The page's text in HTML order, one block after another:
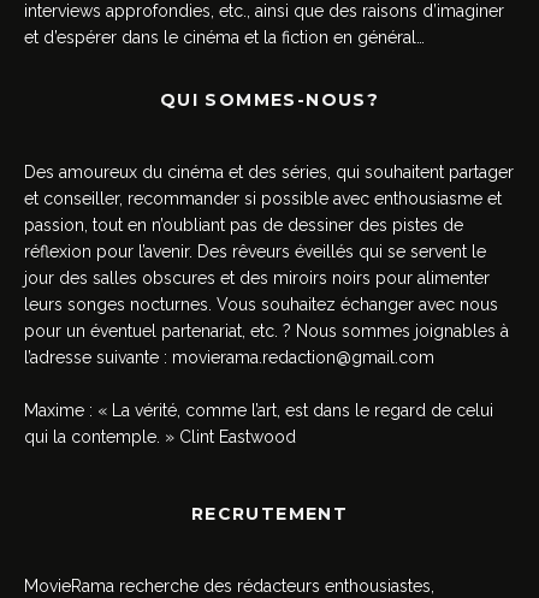
interviews approfondies, etc., ainsi que des raisons d’imaginer
et d’espérer dans le cinéma et la fiction en général…
QUI SOMMES-NOUS?
Des amoureux du cinéma et des séries, qui souhaitent partager
et conseiller, recommander si possible avec enthousiasme et
passion, tout en n’oubliant pas de dessiner des pistes de
réflexion pour l’avenir. Des rêveurs éveillés qui se servent le
jour des salles obscures et des miroirs noirs pour alimenter
leurs songes nocturnes. Vous souhaitez échanger avec nous
pour un éventuel partenariat, etc. ? Nous sommes joignables à
l’adresse suivante : movierama.redaction@gmail.com
Maxime : « La vérité, comme l’art, est dans le regard de celui
qui la contemple. » Clint Eastwood
RECRUTEMENT
MovieRama recherche des rédacteurs enthousiastes,